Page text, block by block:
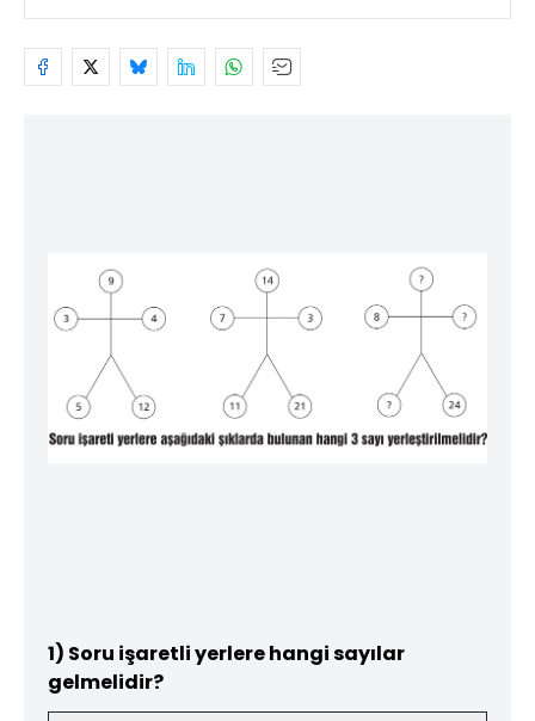
1) Soru işaretli yerlere hangi sayılar
gelmelidir?